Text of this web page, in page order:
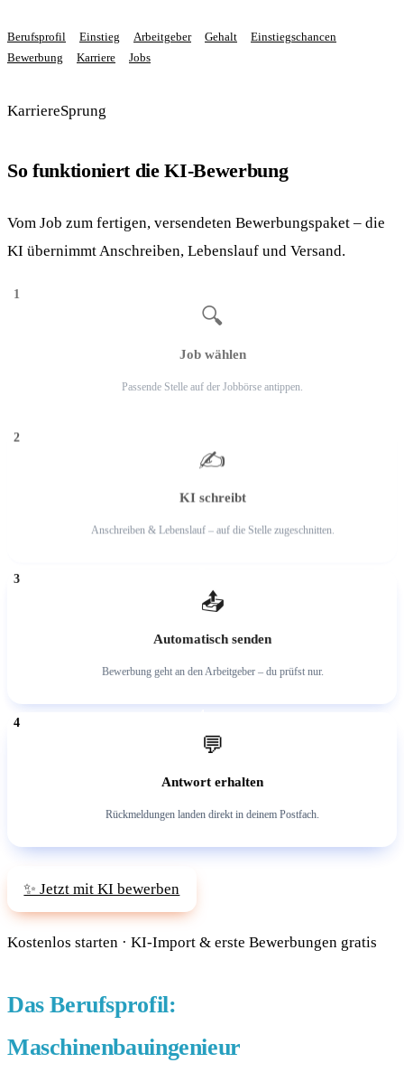
Berufsprofil Einstieg Arbeitgeber Gehalt
Einstiegschancen
Bewerbung
Karriere Jobs
KarriereSprung
So funktioniert die KI-Bewerbung
Vom Job zum fertigen, versendeten Bewerbungspaket – die
KI übernimmt Anschreiben, Lebenslauf und Versand.
🔍
Job wählen
Passende Stelle auf der Jobbörse antippen.
✍️
KI schreibt
Anschreiben & Lebenslauf – auf die Stelle zugeschnitten.
📤
Automatisch senden
Bewerbung geht an den Arbeitgeber – du prüfst nur.
💬
Antwort erhalten
Rückmeldungen landen direkt in deinem Postfach.
✨ Jetzt mit KI bewerben
Kostenlos starten · KI-Import & erste Bewerbungen gratis
Das Berufsprofil:
Maschinenbauingenieur